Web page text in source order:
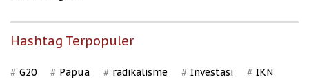
Hashtag Terpopuler
G20 Papua radikalisme Investasi IKN